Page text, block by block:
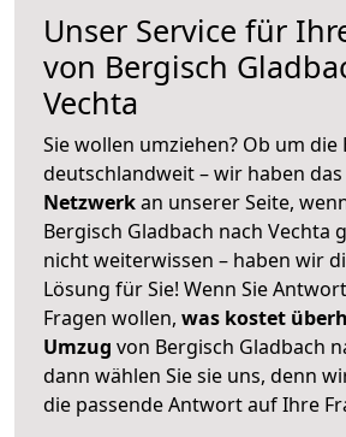
Unser Service für
von Bergisch
Vechta
Sie wollen umziehen? Ob um die
deutschlandweit – wir haben das
Netzwerkan unserer Seite,
Bergisch Gladbach nach Vechta
nicht weiterwissen – haben wir
Lösung für Sie! Wenn Sie
Fragen wollen, was kostet
Umzug von Bergisch Gladbach
dann wählen Sie sie uns, denn
die passende Antwort auf Ihre